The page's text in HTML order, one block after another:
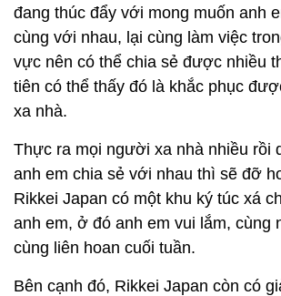
đang thúc đẩy với mong muốn anh
cùng với nhau, lại cùng làm việc
vực nên có thể chia sẻ được nhiều
tiên có thể thấy đó là khắc phục
xa nhà.
Thực ra mọi người xa nhà nhiều rồi
anh em chia sẻ với nhau thì sẽ đỡ
Rikkei Japan có một khu ký túc xá
anh em, ở đó anh em vui lắm, cùng
cùng liên hoan cuối tuần.
Bên cạnh đó, Rikkei Japan còn có